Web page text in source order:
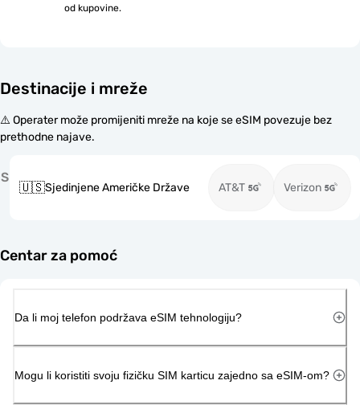
od kupovine.
Destinacije i mreže
⚠️ Operater može promijeniti mreže na koje se eSIM povezuje bez
prethodne najave.
S
🇺🇸Sjedinjene Američke Države AT&T Verizon
Centar za pomoć
Da li moj telefon podržava eSIM tehnologiju?
Mogu li koristiti svoju fizičku SIM karticu zajedno sa eSIM-om?